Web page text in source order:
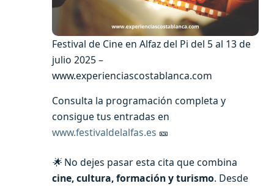
Festival de Cine en Alfaz del Pi del 5 al 13 de
julio 2025 –
www.experienciascostablanca.com
Consulta la programación completa y
consigue tus entradas en
www.festivaldelalfas.es 🎫
🌟No dejes pasar esta cita que combina
cine, cultura, formación y turismo. Desde